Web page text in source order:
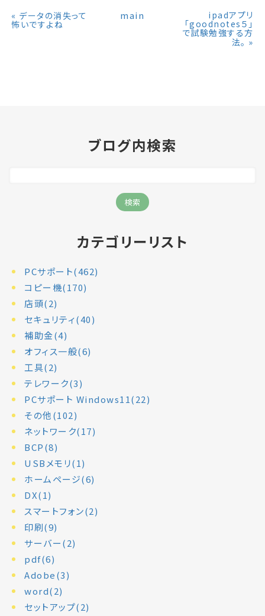
« データの消失って
怖いですよね
main ipadアプリ
「goodnotes５」
で試験勉強する方
法。 »
ブログ内検索
カテゴリーリスト
PCサポート(462)
コピー機(170)
店頭(2)
セキュリティ(40)
補助金(4)
オフィス一般(6)
工具(2)
テレワーク(3)
PCサポート Windows11(22)
その他(102)
ネットワーク(17)
BCP(8)
USBメモリ(1)
ホームページ(6)
DX(1)
スマートフォン(2)
印刷(9)
サーバー(2)
pdf(6)
Adobe(3)
word(2)
セットアップ(2)